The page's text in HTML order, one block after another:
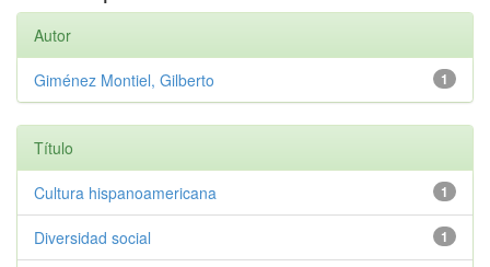
Autor
1
Giménez Montiel, Gilberto
Título
1
Cultura hispanoamericana
1
Diversidad social